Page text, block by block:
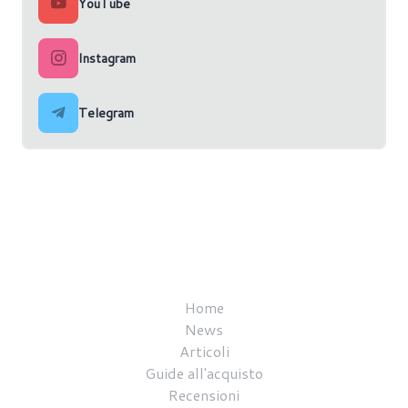
Instagram
Telegram
Home
News
Articoli
Guide all'acquisto
Recensioni